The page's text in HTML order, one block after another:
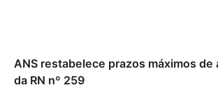
ANS restabelece prazos máximos
da RN nº 259